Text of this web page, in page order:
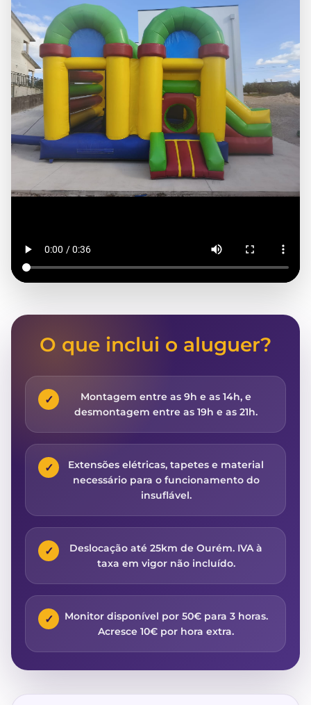
O que inclui o aluguer?
✓
Montagem entre as 9h e as 14h, e
desmontagem entre as 19h e as 21h.
✓
Extensões elétricas, tapetes e material
necessário para o funcionamento do
insuflável.
✓
Deslocação até 25km de Ourém. IVA à
taxa em vigor não incluído.
✓
Monitor disponível por 50€ para 3 horas.
Acresce 10€ por hora extra.